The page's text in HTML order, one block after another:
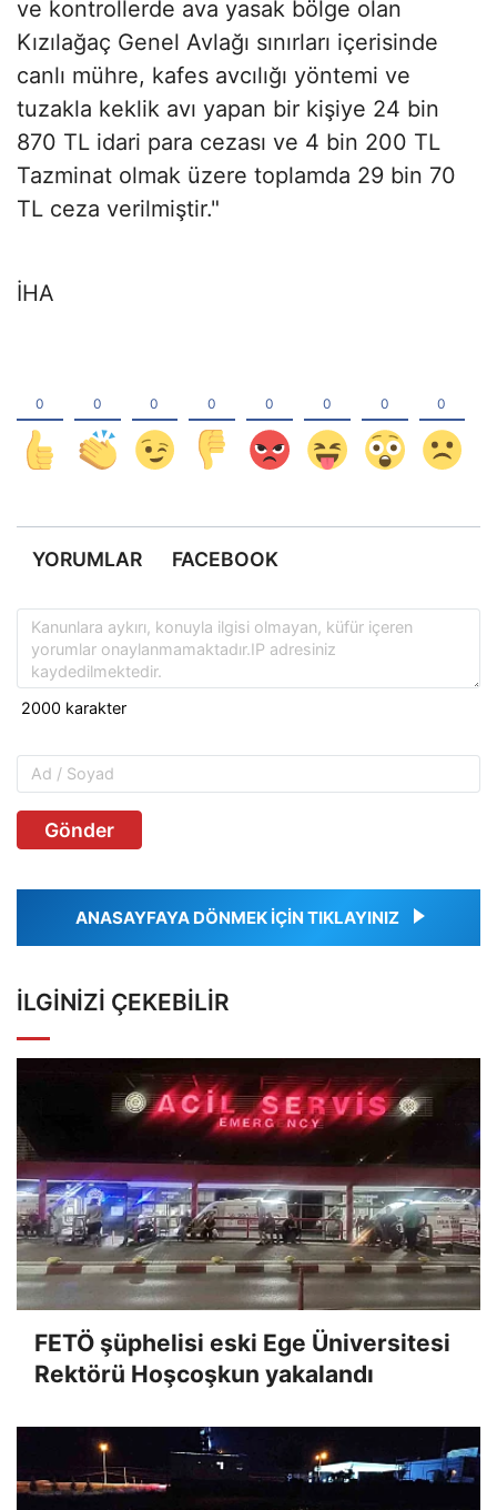
ve kontrollerde ava yasak bölge olan
Kızılağaç Genel Avlağı sınırları içerisinde
canlı mühre, kafes avcılığı yöntemi ve
tuzakla keklik avı yapan bir kişiye 24 bin
870 TL idari para cezası ve 4 bin 200 TL
Tazminat olmak üzere toplamda 29 bin 70
TL ceza verilmiştir."
İHA
YORUMLAR FACEBOOK
Gönder
ANASAYFAYA DÖNMEK İÇİN TIKLAYINIZ
İLGINIZI ÇEKEBILIR
FETÖ şüphelisi eski Ege Üniversitesi
Rektörü Hoşcoşkun yakalandı